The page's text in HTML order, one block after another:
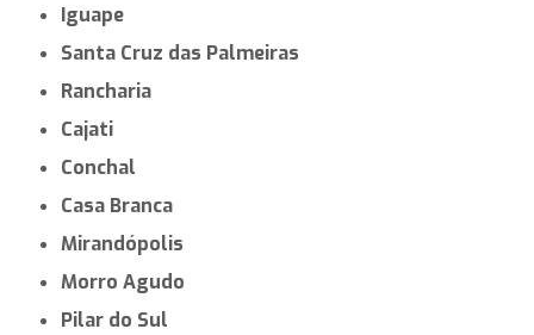
Iguape
Santa Cruz das Palmeiras
Rancharia
Cajati
Conchal
Casa Branca
Mirandópolis
Morro Agudo
Pilar do Sul